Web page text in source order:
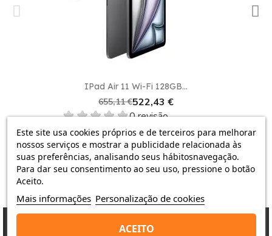
IPad Air 11 Wi-Fi 128GB...
655,11 €522,43 €
0 revisão
Este site usa cookies próprios e de terceiros para melhorar
nossos serviços e mostrar a publicidade relacionada às
suas preferências, analisando seus hábitosnavegação.
Para dar seu consentimento ao seu uso, pressione o botão
Aceito.
Mais informações Personalização de cookies
ACEITO